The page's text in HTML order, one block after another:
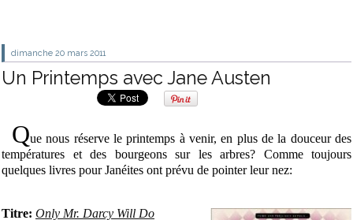
dimanche 20 mars 2011
Un Printemps avec Jane Austen
Que nous réserve le printemps à venir, en plus de la douceur des
températures et des bourgeons sur les arbres? Comme toujours
quelques livres pour Janéites ont prévu de pointer leur nez:
Titre: Only Mr. Darcy Will Do